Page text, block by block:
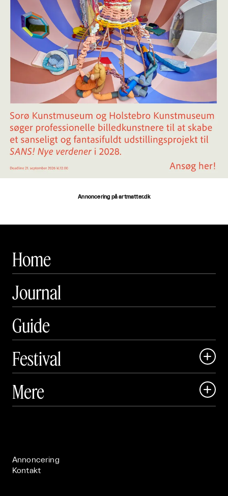
Annoncering på artmatter.dk
Home
Journal
Guide
Festival

 Art Matter Festival
Mere 
Annoncering
Kontakt